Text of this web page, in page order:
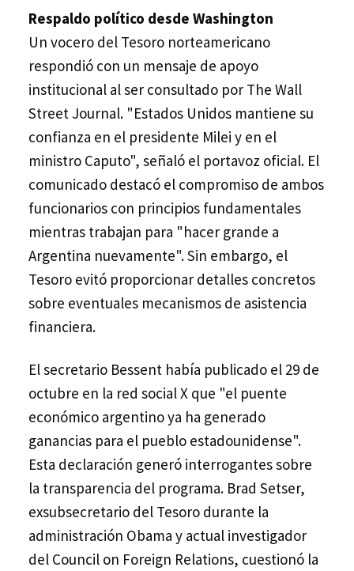
Respaldo político desde Washington
Un vocero del Tesoro norteamericano
respondió con un mensaje de apoyo
institucional al ser consultado por The Wall
Street Journal. "Estados Unidos mantiene su
confianza en el presidente Milei y en el
ministro Caputo", señaló el portavoz oficial. El
comunicado destacó el compromiso de ambos
funcionarios con principios fundamentales
mientras trabajan para "hacer grande a
Argentina nuevamente". Sin embargo, el
Tesoro evitó proporcionar detalles concretos
sobre eventuales mecanismos de asistencia
financiera.
El secretario Bessent había publicado el 29 de
octubre en la red social X que "el puente
económico argentino ya ha generado
ganancias para el pueblo estadounidense".
Esta declaración generó interrogantes sobre
la transparencia del programa. Brad Setser,
exsubsecretario del Tesoro durante la
administración Obama y actual investigador
del Council on Foreign Relations, cuestionó la